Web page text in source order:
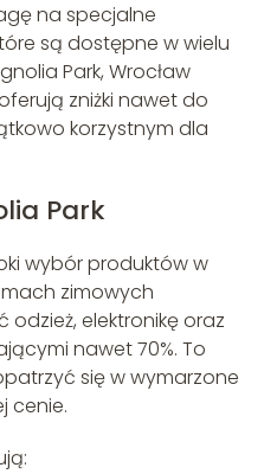
na specjalne
są dostępne w wielu
Park, Wrocław
zniżki nawet do
korzystnym dla
Park
wybór produktów w
zimowych
odzież, elektronikę oraz
nawet 70%. To
się w wymarzone
cenie.